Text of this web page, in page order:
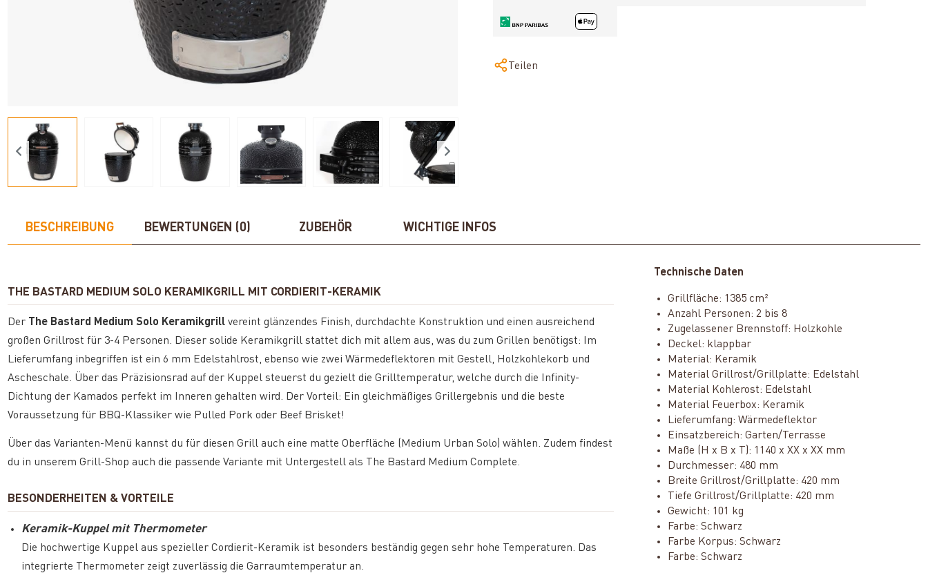
Teilen
BESCHREIBUNG BEWERTUNGEN (0) ZUBEHÖR WICHTIGE INFOS
THE BASTARD MEDIUM SOLO KERAMIKGRILL MIT CORDIERIT-KERAMIK
Der The Bastard Medium Solo Keramikgrill vereint glänzendes Finish, durchdachte Konstruktion und einen ausreichend
großen Grillrost für 3-4 Personen. Dieser solide Keramikgrill stattet dich mit allem aus, was du zum Grillen benötigst: Im
Lieferumfang inbegriffen ist ein 6 mm Edelstahlrost, ebenso wie zwei Wärmedeflektoren mit Gestell, Holzkohlekorb und
Ascheschale. Über das Präzisionsrad auf der Kuppel steuerst du gezielt die Grilltemperatur, welche durch die Infinity-
Dichtung der Kamados perfekt im Inneren gehalten wird. Der Vorteil: Ein gleichmäßiges Grillergebnis und die beste
Voraussetzung für BBQ-Klassiker wie Pulled Pork oder Beef Brisket!
Über das Varianten-Menü kannst du für diesen Grill auch eine matte Oberfläche (Medium Urban Solo) wählen. Zudem findest
du in unserem Grill-Shop auch die passende Variante mit Untergestell als The Bastard Medium Complete.
BESONDERHEITEN & VORTEILE
Keramik-Kuppel mit Thermometer
Die hochwertige Kuppel aus spezieller Cordierit-Keramik ist besonders beständig gegen sehr hohe Temperaturen. Das
integrierte Thermometer zeigt zuverlässig die Garraumtemperatur an.
Technische Daten
Grillfläche: 1385 cm²
Anzahl Personen: 2 bis 8
Zugelassener Brennstoff: Holzkohle
Deckel: klappbar
Material: Keramik
Material Grillrost/Grillplatte: Edelstahl
Material Kohlerost: Edelstahl
Material Feuerbox: Keramik
Lieferumfang: Wärmedeflektor
Einsatzbereich: Garten/Terrasse
Maße (H x B x T): 1140 x XX x XX mm
Durchmesser: 480 mm
Breite Grillrost/Grillplatte: 420 mm
Tiefe Grillrost/Grillplatte: 420 mm
Gewicht: 101 kg
Farbe: Schwarz
Farbe Korpus: Schwarz
Farbe: Schwarz